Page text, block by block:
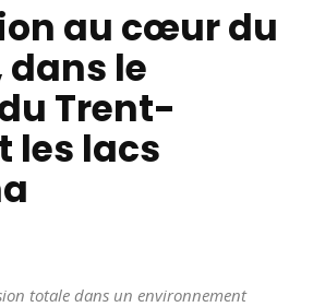
au cœur du
le
Trent-
les lacs
totale dans un environnement